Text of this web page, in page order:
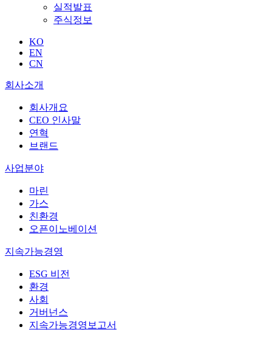
실적발표
주식정보
KO
EN
CN
회사소개
회사개요
CEO 인사말
연혁
브랜드
사업분야
마린
가스
친환경
오픈이노베이션
지속가능경영
ESG 비전
환경
사회
거버넌스
지속가능경영보고서